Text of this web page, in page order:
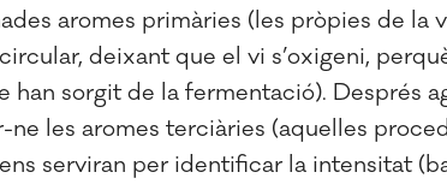
aromes primàries (les pròpies de la
deixant que el vi s’oxigeni,
han sorgit de la fermentació). Després
ne les aromes terciàries (aquelles
serviran per identificar la intensitat